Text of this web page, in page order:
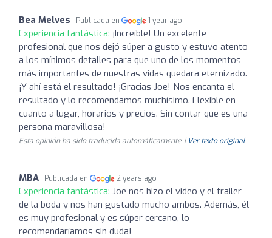
Bea Melves Publicada en 1 year ago
Experiencia fantástica: ¡Increíble! Un excelente
profesional que nos dejó súper a gusto y estuvo atento
a los mínimos detalles para que uno de los momentos
más importantes de nuestras vidas quedara eternizado.
¡Y ahí está el resultado! ¡Gracias Joe! Nos encanta el
resultado y lo recomendamos muchísimo. Flexible en
cuanto a lugar, horarios y precios. Sin contar que es una
persona maravillosa!
Esta opinión ha sido traducida automáticamente. | Ver texto original
MBA Publicada en 2 years ago
Experiencia fantástica: Joe nos hizo el video y el trailer
de la boda y nos han gustado mucho ambos. Además, él
es muy profesional y es súper cercano, lo
recomendaríamos sin duda!